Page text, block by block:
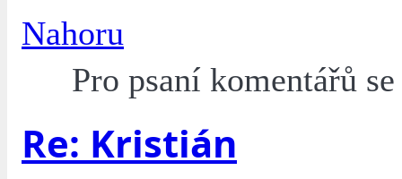
Nahoru
Pro psaní komentářů
Re: Kristián